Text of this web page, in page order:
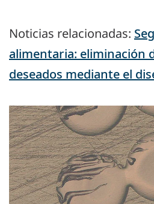
Noticias relacionadas:
alimentaria: eliminación
deseados mediante el